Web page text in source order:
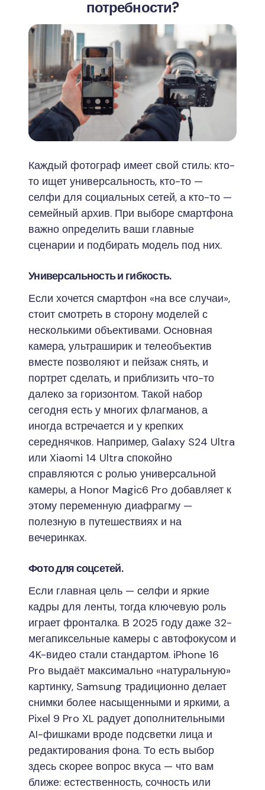
потребности?
Каждый фотограф имеет свой стиль: кто-
то ищет универсальность, кто-то —
селфи для социальных сетей, а кто-то —
семейный архив. При выборе смартфона
важно определить ваши главные
сценарии и подбирать модель под них.
Универсальность и гибкость.
Если хочется смартфон «на все случаи»,
стоит смотреть в сторону моделей с
несколькими объективами. Основная
камера, ультраширик и телеобъектив
вместе позволяют и пейзаж снять, и
портрет сделать, и приблизить что-то
далеко за горизонтом. Такой набор
сегодня есть у многих флагманов, а
иногда встречается и у крепких
середнячков. Например, Galaxy S24 Ultra
или Xiaomi 14 Ultra спокойно
справляются с ролью универсальной
камеры, а Honor Magic6 Pro добавляет к
этому переменную диафрагму —
полезную в путешествиях и на
вечеринках.
Фото для соцсетей.
Если главная цель — селфи и яркие
кадры для ленты, тогда ключевую роль
играет фронталка. В 2025 году даже 32-
мегапиксельные камеры с автофокусом и
4K-видео стали стандартом. iPhone 16
Pro выдаёт максимально «натуральную»
картинку, Samsung традиционно делает
снимки более насыщенными и яркими, а
Pixel 9 Pro XL радует дополнительными
AI-фишками вроде подсветки лица и
редактирования фона. То есть выбор
здесь скорее вопрос вкуса — что вам
ближе: естественность, сочность или